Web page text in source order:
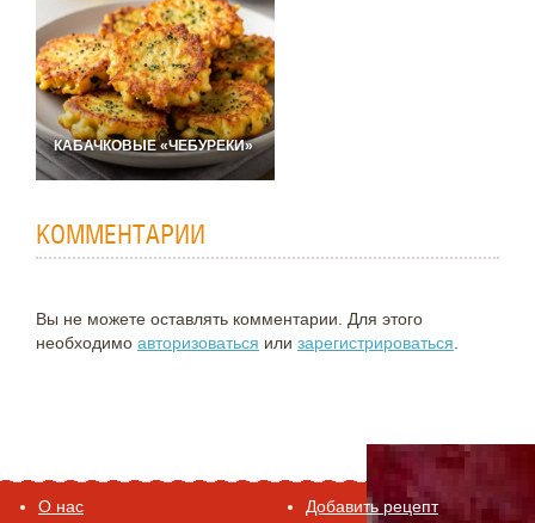
КАБАЧКОВЫЕ «ЧЕБУРЕКИ»
КОММЕНТАРИИ
Вы не можете оставлять комментарии. Для этого
необходимо авторизоваться или зарегистрироваться
O нас
Добавить рецепт